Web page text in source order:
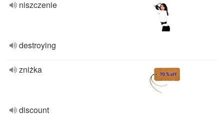
niszczenie
destroying
zniżka
discount